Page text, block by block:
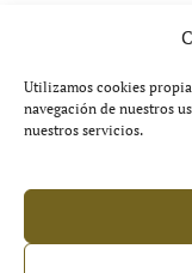
Utilizamos cookies
navegación de nuestros
nuestros servicios.